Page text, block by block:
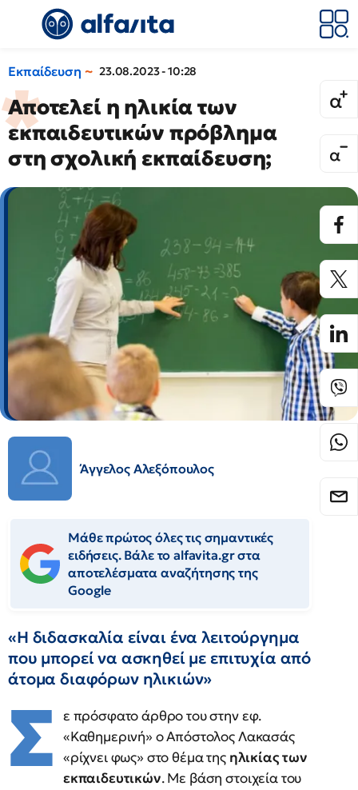
Εκπαίδευση 23.08.2023 - 10:28
Αποτελεί η ηλικία των
εκπαιδευτικών πρόβλημα
στη σχολική εκπαίδευση;
Άγγελος Αλεξόπουλος
Μάθε πρώτος όλες τις σημαντικές
ειδήσεις. Βάλε το alfavita.gr στα
αποτελέσματα αναζήτησης της
Google
«Η διδασκαλία είναι ένα λειτούργημα
που μπορεί να ασκηθεί με επιτυχία από
άτομα διαφόρων ηλικιών»
Σ ε πρόσφατο άρθρο του στην εφ.
«Καθημερινή» ο Απόστολος Λακασάς
«ρίχνει φως» στο θέμα της ηλικίας των
εκπαιδευτικών. Με βάση στοιχεία του